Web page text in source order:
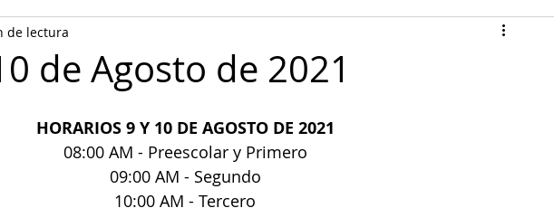
Integral en Turismo
de Agosto de 2021
de lectura
HORARIOS 9 Y 10 DE AGOSTO DE 2021
08:00 AM - Preescolar y Primero
09:00 AM - Segundo
10:00 AM - Tercero